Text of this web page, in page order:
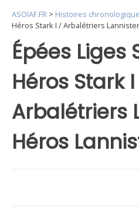
Épées Liges
Héros Stark
Arbalétriers
Héros
ASOIAF.FR > Histoires
Héros Stark I / Arbalétriers